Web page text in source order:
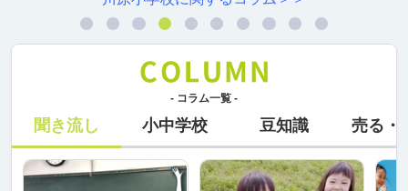
- コラム一覧 -
聞き流し 小中学校 豆知識 売る・